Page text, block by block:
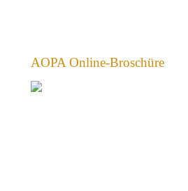
AOPA Online-Broschüre